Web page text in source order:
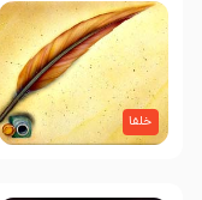
خلفا